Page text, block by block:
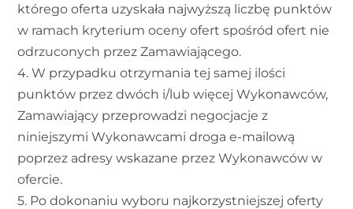
którego oferta uzyskała najwyższą liczbę punktów
w ramach kryterium oceny ofert spośród ofert nie
odrzuconych przez Zamawiającego.
4. W przypadku otrzymania tej samej ilości
punktów przez dwóch i/lub więcej Wykonawców,
Zamawiający przeprowadzi negocjacje z
niniejszymi Wykonawcami droga e-mailową
poprzez adresy wskazane przez Wykonawców w
ofercie.
5. Po dokonaniu wyboru najkorzystniejszej oferty